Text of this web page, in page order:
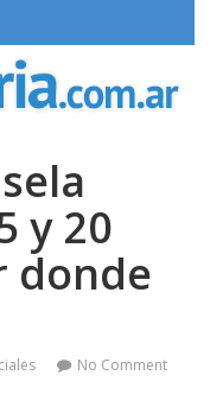
y 20
donde
No Comment